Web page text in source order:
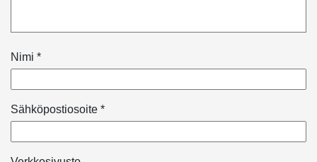
Nimi *
Sähköpostiosoite *